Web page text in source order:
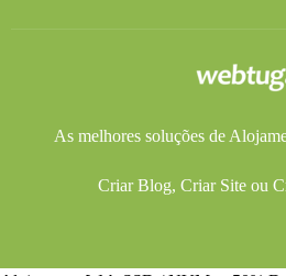
As melhores soluções de
Criar Blog, Criar Siteou